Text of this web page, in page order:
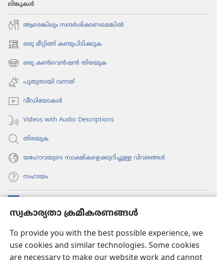
സ്വകാര്യതാ ക്രമീകരണങ്ങൾ
To provide you with the best possible experience, we
use cookies and similar technologies. Some cookies
are necessary to make our website work and cannot
ലിങ്കുകൾ
ആരെങ്കി​ലും സന്ദർശി​ക്ക​ണ​മെ​ങ്കിൽ
ഒരു മീറ്റിങ്ങ് കണ്ടുപിടിക്കുക
(പുതിയ
പേജ്
തുറക്കുക)
ഒരു കൺവെൻഷൻ തിരയുക
(പുതിയ
പേജ്
തുറക്കുക)
പുതുതായി വന്നത്‌
വീഡി​യോ​കൾ
Videos with Audio Descriptions
തിരയുക
യഹോവയുടെ സാക്ഷികളെക്കുറിച്ചുള്ള വിവരങ്ങൾ
സഹായം
പേജ്
വാച്ച്ടവര്‍ ഓണ്‍ലൈന്‍ ലൈബ്രറി
(പുതിയ
പേജ്
തുറക്കുക)JW ഹബ്ബ്